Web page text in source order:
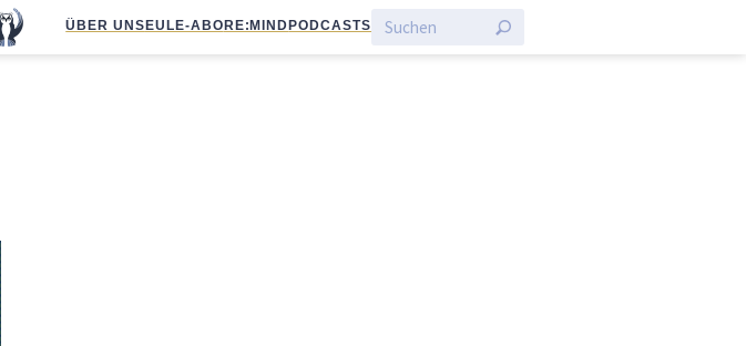
ÜBER UNS EULE-ABO RE:MIND PODCASTS